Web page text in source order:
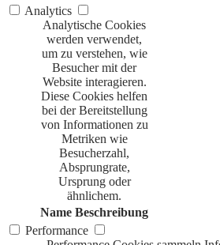
Analytics
Analytische Cookies
werden verwendet,
um zu verstehen, wie
Besucher mit der
Website interagieren.
Diese Cookies helfen
bei der Bereitstellung
von Informationen zu
Metriken wie
Besucherzahl,
Absprungrate,
Ursprung oder
ähnlichem.
Name Beschreibung
Performance